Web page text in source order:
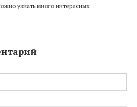
узнать много интересных